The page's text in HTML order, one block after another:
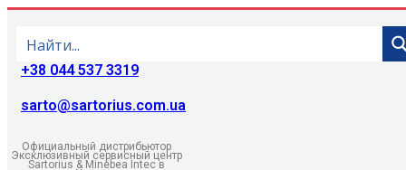
+38 044 537 3319
sarto@sartorius.com.ua
Официальный дистрибьютор
Эксклюзивный сервисный центр
Sartorius & Minebea Intec в